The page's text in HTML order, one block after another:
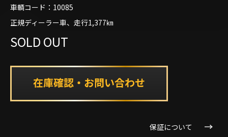
車輌コード：10085
正規ディーラー車、走行1,377㎞
SOLD OUT
保証について